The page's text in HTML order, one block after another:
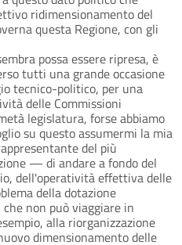
ridimensionamento del
questa Regione, con gli
possa essere ripresa, è
tutti una grande occasione
tecnico-politico, per una
delle Commissioni
legislatura, forse abbiamo
su questo assumermi la mia
del più
— di andare a fondo del
dell'operatività effettiva delle
della dotazione
non può viaggiare in
alla riorganizzazione
dimensionamento delle